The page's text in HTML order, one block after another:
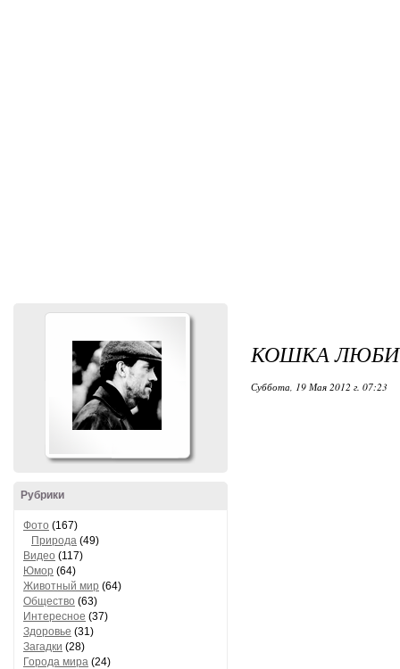
Рубрики
Фото (167)
Природа (49)
Видео (117)
Юмор (64)
Животный мир (64)
Общество (63)
Интересное (37)
Здоровье (31)
Загадки (28)
Города мира (24)
КОШКА
Суббота, 19 Мая 2012 г. 07:23